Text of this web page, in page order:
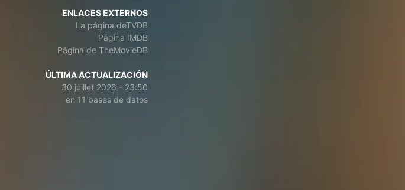
ENLACES EXTERNOS
La página deTVDB
Página IMDB
Página de TheMovieDB
ÚLTIMA ACTUALIZACIÓN
30 juillet 2026 - 23:50
en 11 bases de datos